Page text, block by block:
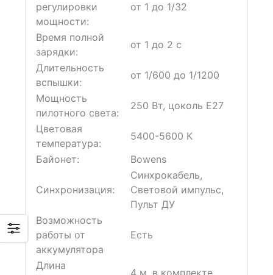
регулировки
мощности:
от 1 до 1/32
Время полной
зарядки:
от 1 до 2 с
Длительность
вспышки:
от 1/600 до 1/1200
Мощность
пилотного света:
250 Вт, цоколь E27
Цветовая
температура:
5400-5600 К
Байонет:
Bowens
Синхронизация:
Синхрокабель,
Световой импульс,
Пульт ДУ
Возможность
работы от
аккумулятора
Есть
Длина